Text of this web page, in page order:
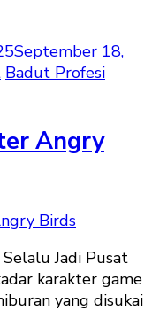
September 18,
Badut Profesi
Angry
Jadi Pusat
karakter game
yang disukai